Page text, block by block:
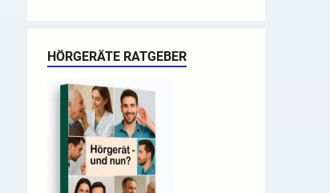
HÖRGERÄTE RATGEBER